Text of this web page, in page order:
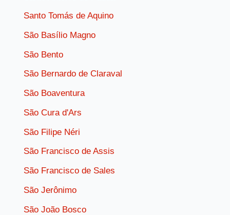
Santo Tomás de Aquino
São Basílio Magno
São Bento
São Bernardo de Claraval
São Boaventura
São Cura d'Ars
São Filipe Néri
São Francisco de Assis
São Francisco de Sales
São Jerônimo
São João Bosco